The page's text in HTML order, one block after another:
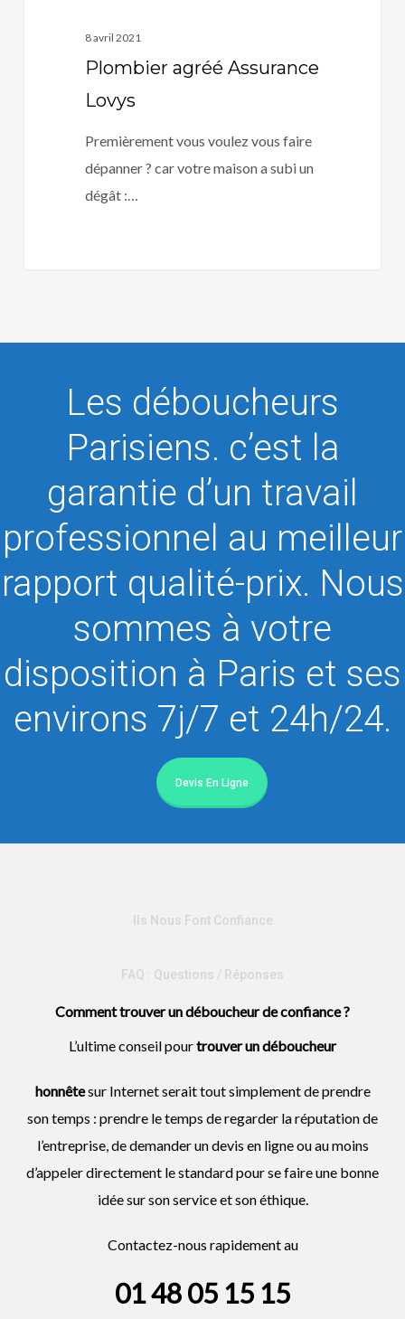
8 avril 2021
Plombier agréé Assurance
Lovys
Premièrement vous voulez vous faire
dépanner ? car votre maison a subi un
dégât :…
Les déboucheurs
Parisiens. c’est la
garantie d’un travail
professionnel au meilleur
rapport qualité-prix. Nous
sommes à votre
disposition à Paris et ses
environs 7j/7 et 24h/24.
Devis En Ligne
Ils Nous Font Confiance
FAQ : Questions / Réponses
Comment trouver un déboucheur de confiance ?
L’ultime conseil pourtrouver undéboucheur
honnêtesur Internet serait tout simplement de prendre
son temps : prendre le temps de regarder la réputation de
l’entreprise, de demander un devis en ligne ou au moins
d’appeler directement le standard pour se faire une bonne
idée sur son service et son éthique.
Contactez-nous rapidement au
01 48 05 15 15